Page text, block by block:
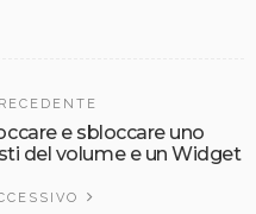
e sbloccare uno
del volume e un Widget